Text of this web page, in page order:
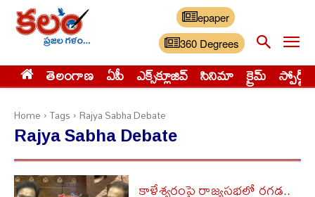
epaper
360 Degrees
తెలంగాణ ఏపీ ఎక్స్‌క్లూజివ్‌ సినిమా క్రైమ్ స్పోర్ట్స్
Home Tags Rajya Sabha Debate
Rajya Sabha Debate
కాళేశ్వరంపై రాజ్యసభలో రగడ..